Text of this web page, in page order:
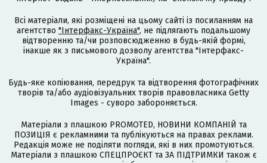
Всі матеріали, які розміщені на цьому сайті із посиланням на
агентство "Інтерфакс-Україна", не підлягають подальшому
відтворенню та/чи розповсюдженню в будь-якій формі,
інакше як з письмового дозволу агентства "Інтерфакс-
Україна".
Будь-яке копіювання, передрук та відтворення фотографічних
творів та/або аудіовізуальних творів правовласника Getty
Images - суворо забороняється.
Матеріали з плашкою PROMOTED, НОВИНИ КОМПАНІЙ та
ПОЗИЦІЯ є рекламними та публікуються на правах реклами.
Редакція може не поділяти погляди, які в них промотуються.
Матеріали з плашкою СПЕЦПРОЄКТ та ЗА ПІДТРИМКИ також є